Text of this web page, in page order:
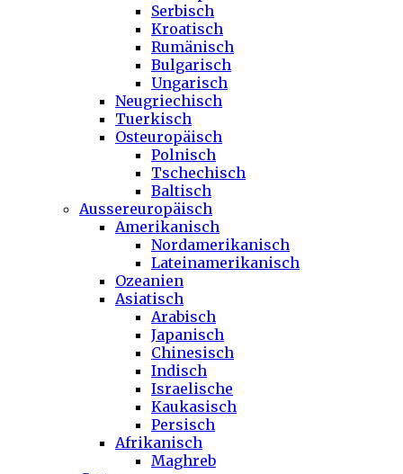
Serbisch
Kroatisch
Rumänisch
Bulgarisch
Ungarisch
Neugriechisch
Tuerkisch
Osteuropäisch
Polnisch
Tschechisch
Baltisch
Aussereuropäisch
Amerikanisch
Nordamerikanisch
Lateinamerikanisch
Ozeanien
Asiatisch
Arabisch
Japanisch
Chinesisch
Indisch
Israelische
Kaukasisch
Persisch
Afrikanisch
Maghreb